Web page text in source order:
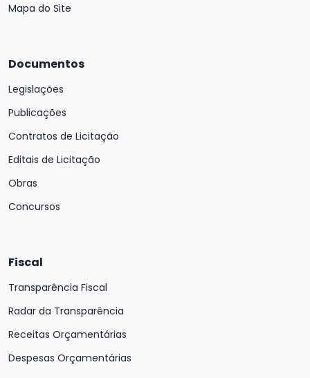
Mapa do Site
Documentos
Legislações
Publicações
Contratos de Licitação
Editais de Licitação
Obras
Concursos
Fiscal
Transparência Fiscal
Radar da Transparência
Receitas Orçamentárias
Despesas Orçamentárias